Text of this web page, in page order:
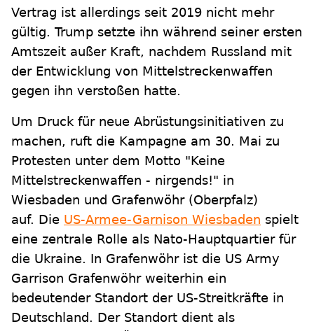
Vertrag ist allerdings seit 2019 nicht mehr
gültig. Trump setzte ihn während seiner ersten
Amtszeit außer Kraft, nachdem Russland mit
der Entwicklung von Mittelstreckenwaffen
gegen ihn verstoßen hatte.
Um Druck für neue Abrüstungsinitiativen zu
machen, ruft die Kampagne am 30. Mai zu
Protesten unter dem Motto "Keine
Mittelstreckenwaffen - nirgends!" in
Wiesbaden und Grafenwöhr (Oberpfalz)
auf. Die US-Armee-Garnison Wiesbaden spielt
eine zentrale Rolle als Nato-Hauptquartier für
die Ukraine. In Grafenwöhr ist die US Army
Garrison Grafenwöhr weiterhin ein
bedeutender Standort der US-Streitkräfte in
Deutschland. Der Standort dient als